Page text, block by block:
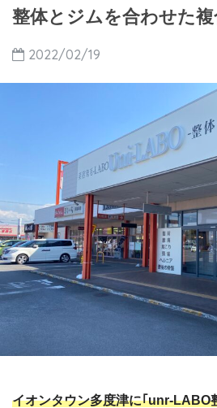
整体とジムを合わせた
2022/02/19
イオンタウン多度津に｢unr-LABO